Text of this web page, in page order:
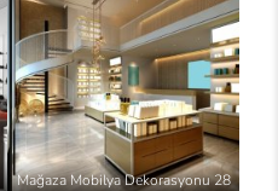
Mağaza Mobilya Dekorasyonu 28